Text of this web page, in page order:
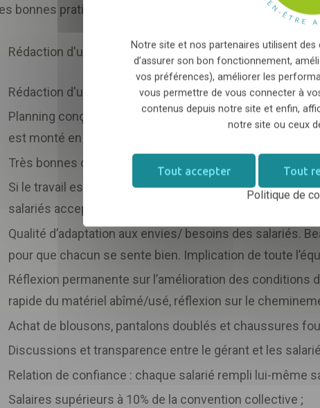
bonnes pratiques mises en place :
Rédaction d'un livret d'accueil complet et d'un DUERP ;
Rédaction d'une note complète sur le harcèlement et
Planning conçu de telle sorte à ce qu’en cas d’absence
est monté en fonction des contraintes de chacun, des
Très bonnes conditions de travail : 35h largement
Si le travail est terminé plus tôt, les salariés peuvent
salariés acceptent volontiers de faire des heures en plus
Qualité d’adaptation aux envies/ besoins des salariés.
pour que chacun se sente bien. Implication de toute
Réflexion permanente sur l’amélioration des
rapide du matériel abîmé/usé, réflexion sur le
Achat de blousons, pantalons doublés et chaussures
Discussions et transparence entre le gérant et les
Relation de confiance : chaque salarié rempli lui-même
Salaires supérieurs à 10% de la convention collective ;
Notre site et nos partenaires utilisent
d’assurer son bon fonctionnement,
vos préférences), améliorer les
vous permettre de vous connecter à
contenus depuis notre site et enfin,
notre site ou ceux
Tout accepter Tout
Politique de